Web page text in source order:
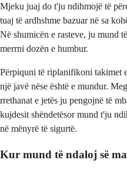
Mjeku juaj do t'ju ndihmojë të
tuaj të ardhshme bazuar në sa
Në shumicën e rasteve, ju mund
merrni dozën e humbur.
Përpiquni të riplanifikoni takimet
një javë nëse është e mundur.
rrethanat e jetës ju pengojnë të
kujdesit shëndetësor mund t'ju
në mënyrë të sigurtë.
Kur mund të ndaloj së